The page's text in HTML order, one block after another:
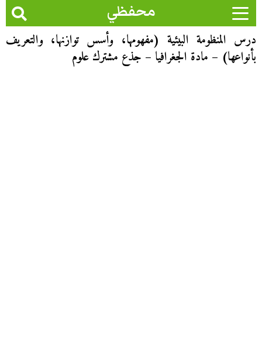
محفظي
درس المنظومة البيئية (مفهومها، وأسس توازنها، والتعريف
بأنواعها) – مادة الجغرافيا – جذع مشترك علوم